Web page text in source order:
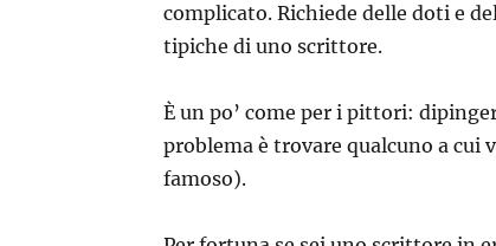
complicato. Richiede delle doti e
tipiche di uno scrittore.
È un po’ come per i pittori:
problema è trovare qualcuno a cui
famoso).